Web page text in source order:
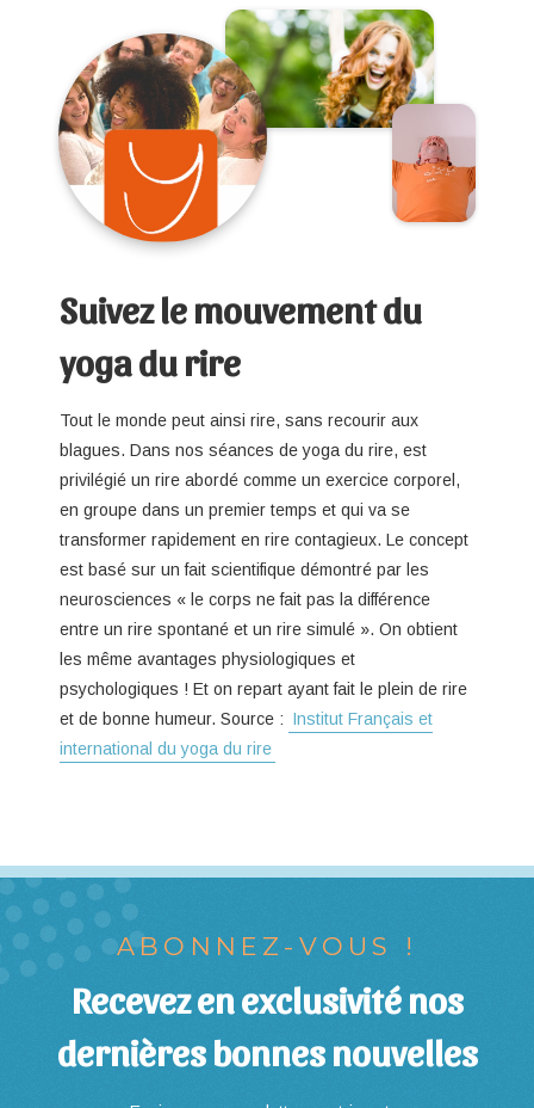
Suivez le mouvement du
yoga du rire
Tout le monde peut ainsi rire, sans recourir aux
blagues. Dans nos séances de yoga du rire, est
privilégié un rire abordé comme un exercice corporel,
en groupe dans un premier temps et qui va se
transformer rapidement en rire contagieux. Le concept
est basé sur un fait scientifique démontré par les
neurosciences « le corps ne fait pas la différence
entre un rire spontané et un rire simulé ». On obtient
les même avantages physiologiques et
psychologiques ! Et on repart ayant fait le plein de rire
et de bonne humeur. Source : Institut Français et
international du yoga du rire
ABONNEZ-VOUS !
Recevez en exclusivité nos
dernières bonnes nouvelles